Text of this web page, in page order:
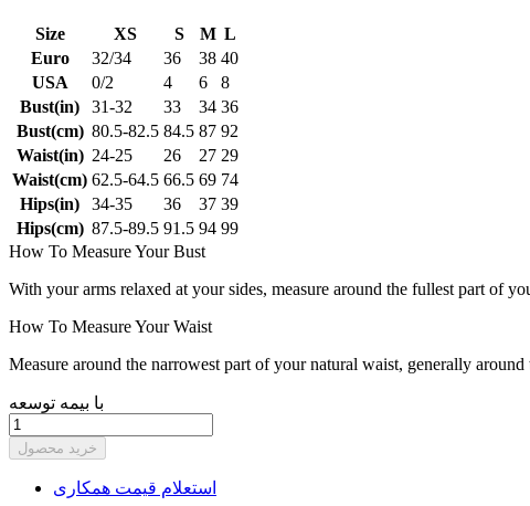
Size XS S M L
Euro
32/34 36 38 40
USA
0/2 4 6
8
Bust(in)
31-32 33 34 36
Bust(cm) 80.5-82.5 84.5 87 92
Waist(in) 24-25 26 27 29
Waist(cm) 62.5-64.5 66.5 69 74
Hips(in)
34-35 36 37 39
Hips(cm) 87.5-89.5 91.5 94 99
How To Measure Your Bust
With your arms relaxed at your sides, measure around the fullest part of
How To Measure Your Waist
Measure around the narrowest part of your natural waist, generally
با بیمه توسعه
خرید محصول
استعلام قیمت همکاری